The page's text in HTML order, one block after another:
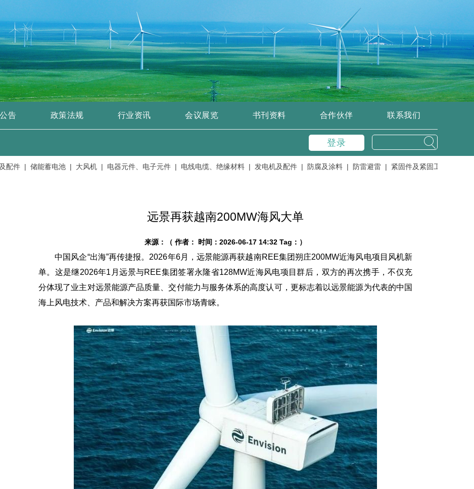
告 政策法规 行业资讯 会议展览 书刊资料 合作伙伴 联系我们
登录
| 储能蓄电池 | 大风机 | 电器元件、电子元件 | 电线电缆、绝缘材料 | 发电机及配件 | 防腐及涂料 | 防雷避雷 | 紧固件及紧固工具 |
远景再获越南200MW海风大单
来源：（ 作者： 时间：2026-06-17 14:32 Tag：）
中国风企“出海”再传捷报。2026年6月，远景能源再获越南REE集团朔庄200MW近海风电项目风机新
单。这是继2026年1月远景与REE集团签署永隆省128MW近海风电项目群后，双方的再次携手，不仅充
分体现了业主对远景能源产品质量、交付能力与服务体系的高度认可，更标志着以远景能源为代表的中国
海上风电技术、产品和解决方案再获国际市场青睐。